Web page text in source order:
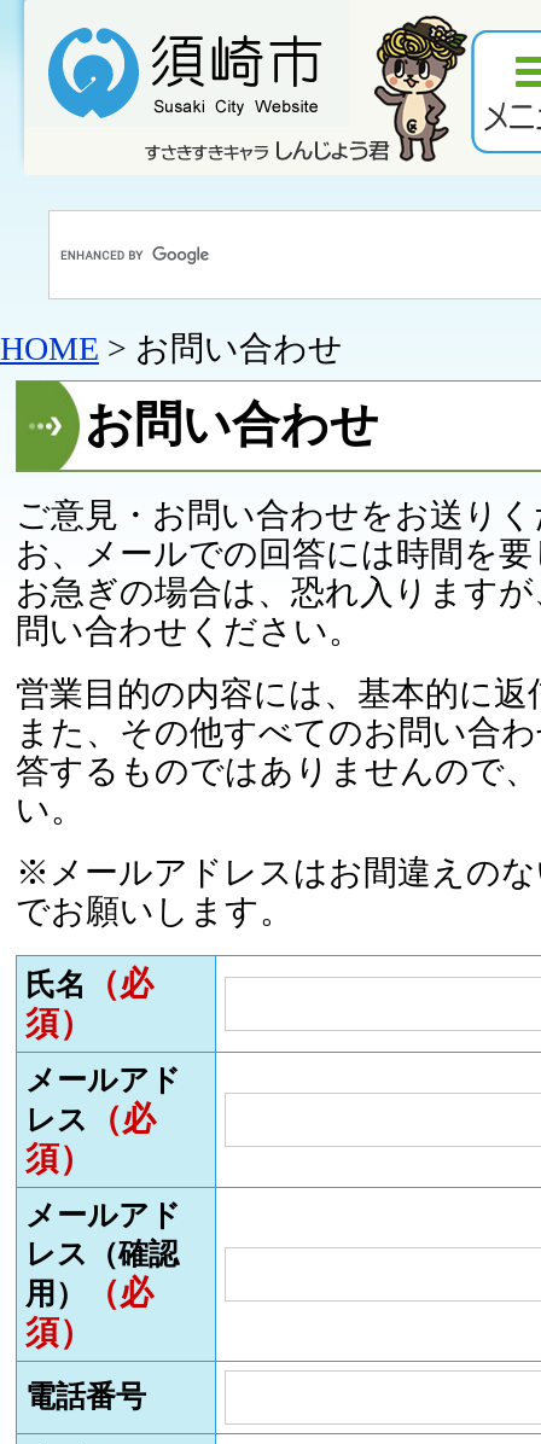
HOME > お問い合わせ
お問い合わせ
ご意見・お問い合わせをお送り
お、メールでの回答には時間を
お急ぎの場合は、恐れ入ります
問い合わせください。
営業目的の内容には、基本的に
また、その他すべてのお問い合
答するものではありませんので
い。
※メールアドレスはお間違えの
でお願いします。
氏名
（必
須）
メールアド
レス
（必
須）
メールアド
レス（確認
用）
（必
須）
電話番号